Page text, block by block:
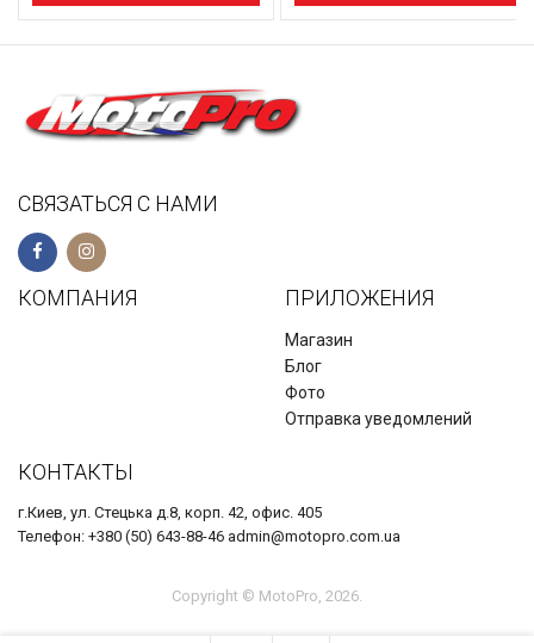
СВЯЗАТЬСЯ С НАМИ
КОМПАНИЯ ПРИЛОЖЕНИЯ
Магазин
Блог
Фото
Отправка уведомлений
КОНТАКТЫ
г.Киев, ул. Стецька д.8, корп. 42, офис. 405
Телефон: +380 (50) 643-88-46 admin@motopro.com.ua
Copyright © MotoPro, 2026.